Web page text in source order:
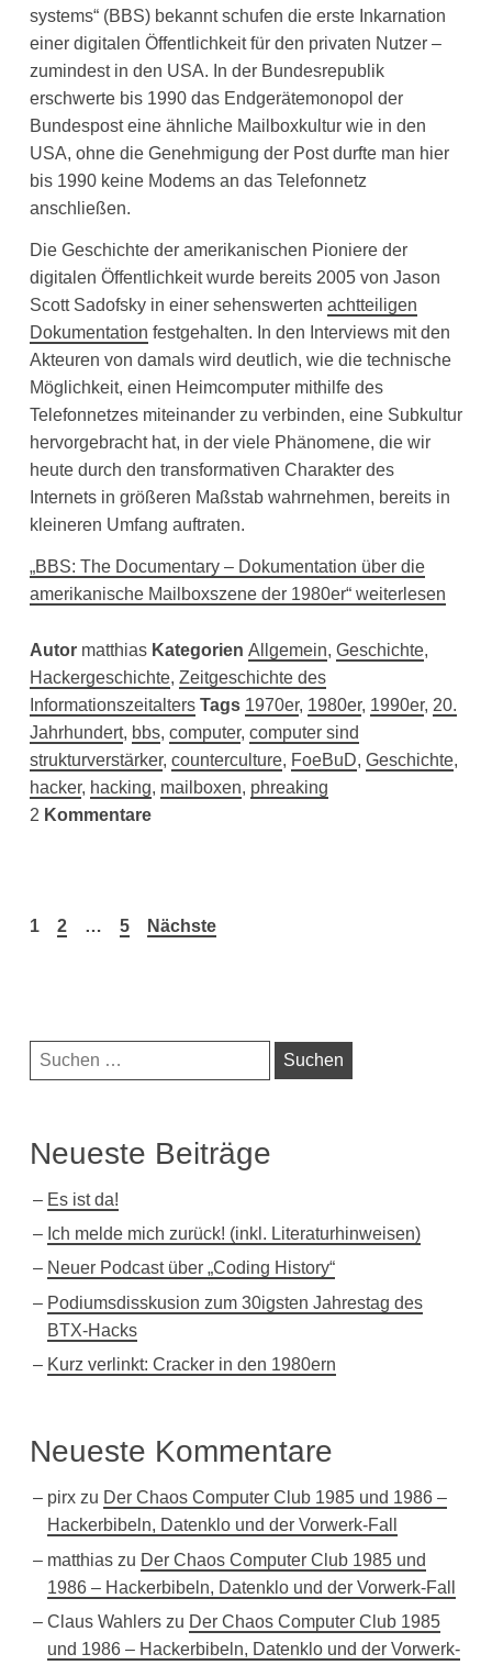
systems“ (BBS) bekannt schufen die erste Inkarnation
einer digitalen Öffentlichkeit für den privaten Nutzer –
zumindest in den USA. In der Bundesrepublik
erschwerte bis 1990 das Endgerätemonopol der
Bundespost eine ähnliche Mailboxkultur wie in den
USA, ohne die Genehmigung der Post durfte man hier
bis 1990 keine Modems an das Telefonnetz
anschließen.
Die Geschichte der amerikanischen Pioniere der
digitalen Öffentlichkeit wurde bereits 2005 von Jason
Scott Sadofsky in einer sehenswerten achtteiligen
Dokumentation festgehalten. In den Interviews mit den
Akteuren von damals wird deutlich, wie die technische
Möglichkeit, einen Heimcomputer mithilfe des
Telefonnetzes miteinander zu verbinden, eine Subkultur
hervorgebracht hat, in der viele Phänomene, die wir
heute durch den transformativen Charakter des
Internets in größeren Maßstab wahrnehmen, bereits in
kleineren Umfang auftraten.
„BBS: The Documentary – Dokumentation über die
amerikanische Mailboxszene der 1980er“ weiterlesen
Autor matthias Kategorien Allgemein, Geschichte,
Hackergeschichte, Zeitgeschichte des
Informationszeitalters Tags 1970er, 1980er, 1990er, 20.
Jahrhundert, bbs, computer, computer sind
strukturverstärker, counterculture, FoeBuD, Geschichte,
hacker, hacking, mailboxen, phreaking
2 Kommentare
Seitennummerierung
1 2 … 5 Nächste
Navigationsleiste
Suchen
nach:
Neueste Beiträge
Es ist da!
Ich melde mich zurück! (inkl. Literaturhinweisen)
Neuer Podcast über „Coding History“
Podiumsdisskusion zum 30igsten Jahrestag des
BTX-Hacks
Kurz verlinkt: Cracker in den 1980ern
Neueste Kommentare
pirxzu Der Chaos Computer Club 1985 und 1986 –
Hackerbibeln, Datenklo und der Vorwerk-Fall
matthiaszu Der Chaos Computer Club 1985 und
1986 – Hackerbibeln, Datenklo und der Vorwerk-Fall
Claus Wahlerszu Der Chaos Computer Club 1985
und 1986 – Hackerbibeln, Datenklo und der Vorwerk-